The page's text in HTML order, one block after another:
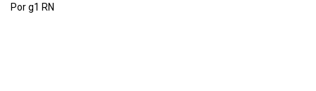
Por g1 RN